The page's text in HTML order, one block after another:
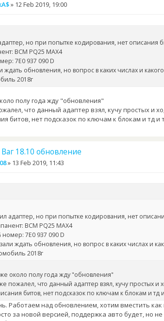
» 12 Feb 2019, 19:00
но при попытке кодирования, нет описания
BCM PQ25 MAX4
7Е0 937 090 D
ждать обновления, но вопрос в каких числах и
2018г
полу года жду "обновления"
что данный адаптер взял, кучу простых и
битов, нет подсказок по ключам к блокам и тд и
18.10 обновление
» 13 Feb 2019, 11:43
адаптер, но при попытке кодирования, нет
BCM PQ25 MAX4
номер: 7Е0 937 090 D
ждать обновления, но вопрос в каких числах и
2018г
около полу года жду "обновления"
пожалел, что данный адаптер взял, кучу простых и
битов, нет подсказок по ключам к блокам и тд
Работаем над обновлением, хотим вместить
за новой версией, поддержка авто будет, но